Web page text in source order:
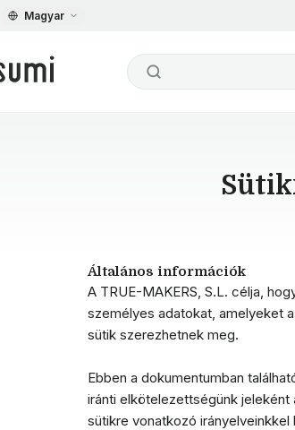
Magyar
Általános információk
A TRUE-MAKERS, S.L. célja,
személyes adatokat, amelyeket
sütik szerezhetnek meg.
Ebben a dokumentumban
iránti elkötelezettségünk jeleként
sütikre vonatkozó